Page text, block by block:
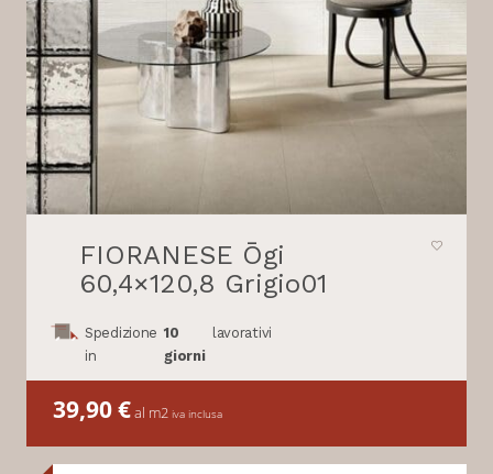
FIORANESE Ōgi
60,4×120,8 Grigio01
Spedizione
in
10
giorni
lavorativi
39,90€al m2 iva inclusa